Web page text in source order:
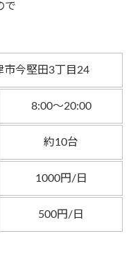
で
市今堅田3丁目24
8:00～20:00
約10台
1000円/日
500円/日